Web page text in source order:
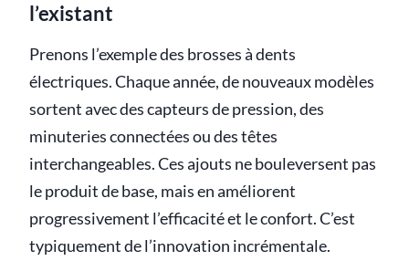
l’existant
Prenons l’exemple des brosses à dents
électriques. Chaque année, de nouveaux modèles
sortent avec des capteurs de pression, des
minuteries connectées ou des têtes
interchangeables. Ces ajouts ne bouleversent pas
le produit de base, mais en améliorent
progressivement l’efficacité et le confort. C’est
typiquement de l’innovation incrémentale.